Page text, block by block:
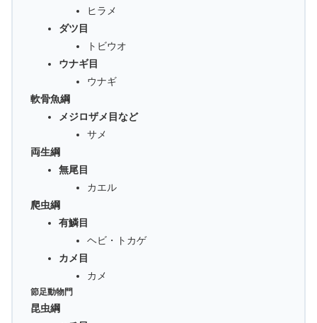
ヒラメ
ダツ目
トビウオ
ウナギ目
ウナギ
軟骨魚綱
メジロザメ目など
サメ
両生綱
無尾目
カエル
爬虫綱
有鱗目
ヘビ・トカゲ
カメ目
カメ
節足動物門
昆虫綱